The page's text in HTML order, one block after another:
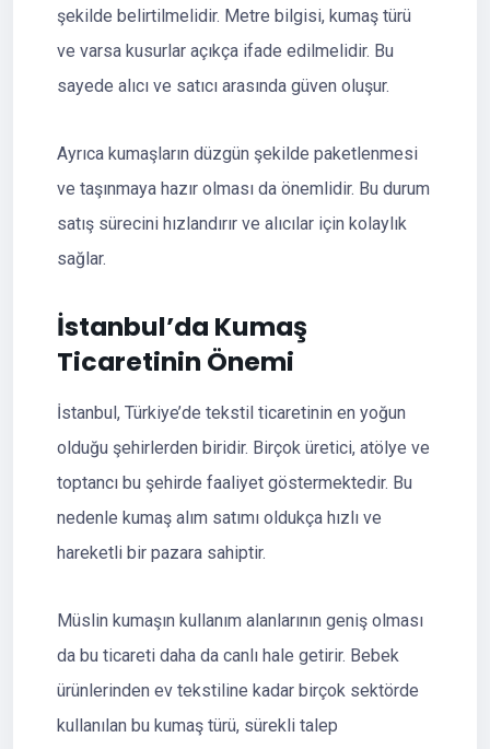
şekilde belirtilmelidir. Metre bilgisi, kumaş türü
ve varsa kusurlar açıkça ifade edilmelidir. Bu
sayede alıcı ve satıcı arasında güven oluşur.
Ayrıca kumaşların düzgün şekilde paketlenmesi
ve taşınmaya hazır olması da önemlidir. Bu durum
satış sürecini hızlandırır ve alıcılar için kolaylık
sağlar.
İstanbul’da Kumaş
Ticaretinin Önemi
İstanbul, Türkiye’de tekstil ticaretinin en yoğun
olduğu şehirlerden biridir. Birçok üretici, atölye ve
toptancı bu şehirde faaliyet göstermektedir. Bu
nedenle kumaş alım satımı oldukça hızlı ve
hareketli bir pazara sahiptir.
Müslin kumaşın kullanım alanlarının geniş olması
da bu ticareti daha da canlı hale getirir. Bebek
ürünlerinden ev tekstiline kadar birçok sektörde
kullanılan bu kumaş türü, sürekli talep